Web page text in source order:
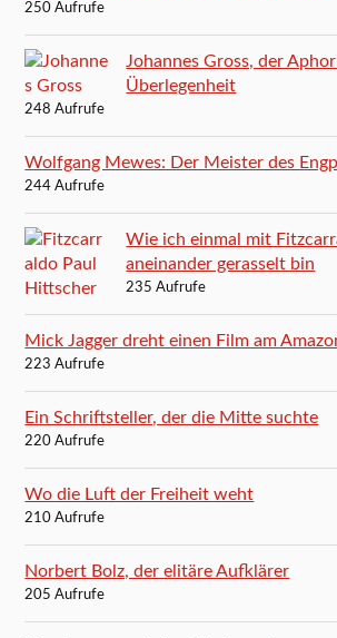
250 Aufrufe
Johannes Gross, der
Überlegenheit
248 Aufrufe
Wolfgang Mewes: Der Meister des
244 Aufrufe
Wie ich einmal mit
aneinander gerasselt bin
235 Aufrufe
Mick Jagger dreht einen Film am
223 Aufrufe
Ein Schriftsteller, der die Mitte suchte
220 Aufrufe
Wo die Luft der Freiheit weht
210 Aufrufe
Norbert Bolz, der elitäre Aufklärer
205 Aufrufe